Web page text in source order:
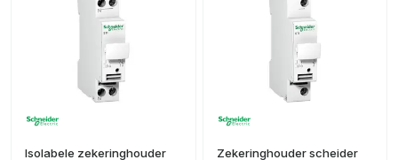
Isolabele zekeringhouder
Zekeringhouder scheider